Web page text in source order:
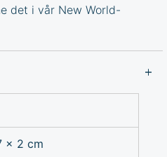
det i vår New World-
× 2 cm